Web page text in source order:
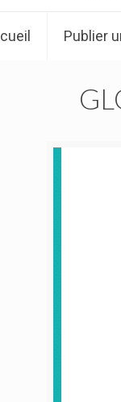
Publier